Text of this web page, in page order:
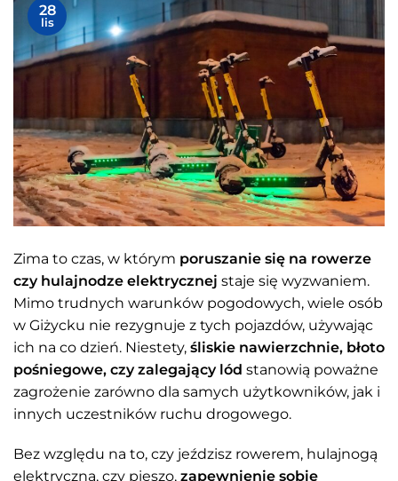
28
lis
Zima to czas, w którym poruszanie się na rowerze
czy hulajnodze elektrycznej staje się wyzwaniem.
Mimo trudnych warunków pogodowych, wiele osób
w Giżycku nie rezygnuje z tych pojazdów, używając
ich na co dzień. Niestety, śliskie nawierzchnie, błoto
pośniegowe, czy zalegający lód stanowią poważne
zagrożenie zarówno dla samych użytkowników, jak i
innych uczestników ruchu drogowego.
Bez względu na to, czy jeździsz rowerem, hulajnogą
elektryczną, czy pieszo, zapewnienie sobie